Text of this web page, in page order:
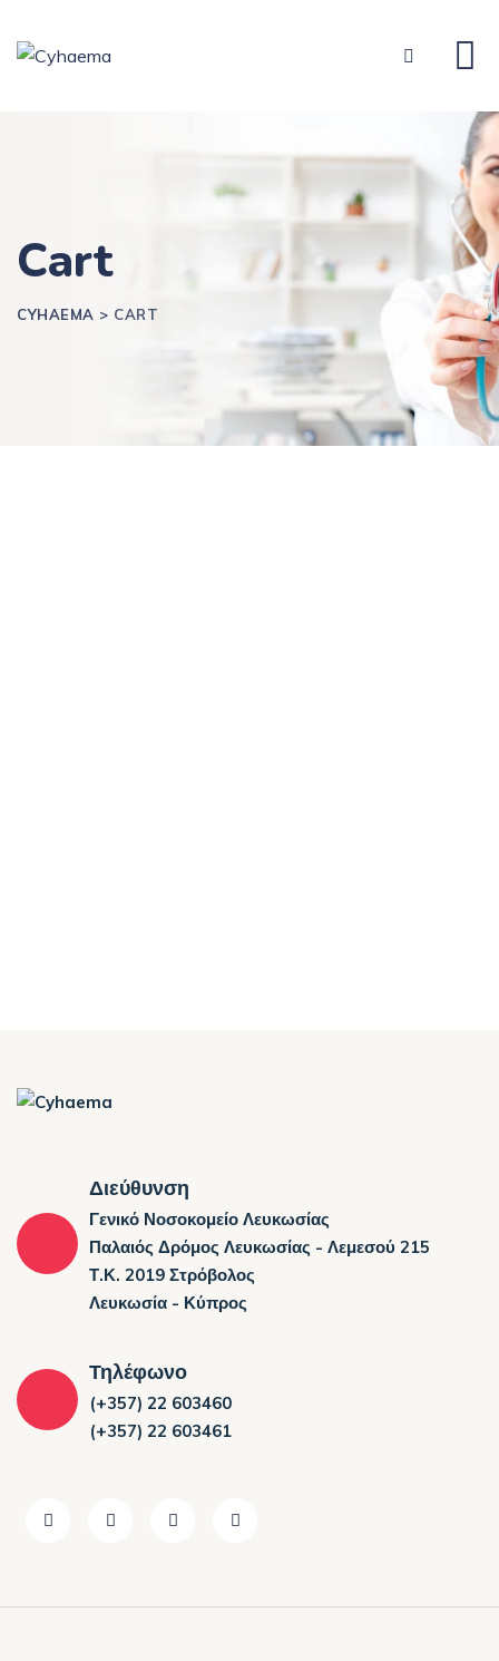
Cart
CYHAEMA > CART
Διεύθυνση
Γενικό Νοσοκομείο Λευκωσίας
Παλαιός Δρόμος Λευκωσίας - Λεμεσού 215
Τ.Κ. 2019 Στρόβολος
Λευκωσία - Κύπρος
Τηλέφωνο
(+357) 22 603460
(+357) 22 603461